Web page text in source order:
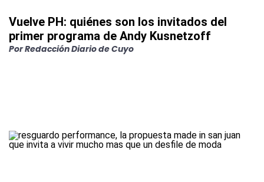
Vuelve PH: quiénes son los invitados del
primer programa de Andy Kusnetzoff
PorRedacción Diario de Cuyo